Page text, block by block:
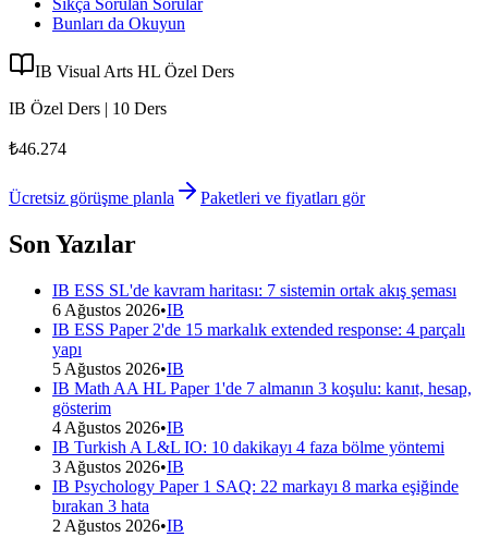
Sıkça Sorulan Sorular
Bunları da Okuyun
IB Visual Arts HL Özel Ders
IB Özel Ders | 10 Ders
₺46.274
Ücretsiz görüşme planla Paketleri ve fiyatları gör
Son Yazılar
IB ESS SL'de kavram haritası: 7 sistemin ortak akış şeması
6 Ağustos 2026•IB
IB ESS Paper 2'de 15 markalık extended response: 4 parçalı
yapı
5 Ağustos 2026•IB
IB Math AA HL Paper 1'de 7 almanın 3 koşulu: kanıt, hesap,
gösterim
4 Ağustos 2026•IB
IB Turkish A L&L IO: 10 dakikayı 4 faza bölme yöntemi
3 Ağustos 2026•IB
IB Psychology Paper 1 SAQ: 22 markayı 8 marka eşiğinde
bırakan 3 hata
2 Ağustos 2026•IB